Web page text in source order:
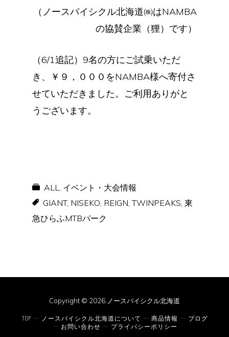
（ノースバイシクル北海道㈱はNAMBA
の協賛企業（狸）です）
（6/1追記）9名の方にご試乗いただ
き、￥９，０００をNAMBA様へ寄付さ
せていただきました。ご利用ありがと
うございます。
ALL
イベント・大会情報
GIANT, NISEKO REIGN ,TWINPEAKS 東
急ひらふMTBパーク
Copyright © 2026.ノースバイシクル北海道
TOP ノースバイシクル北海道について 商品情報
ブログ
お問い合わせ
プライバシーポリシー